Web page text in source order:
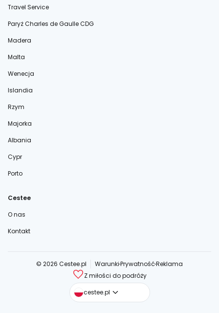
Travel Service
Paryż Charles de Gaulle CDG
Madera
Malta
Wenecja
Islandia
Rzym
Majorka
Albania
Cypr
Porto
Cestee
O nas
Kontakt
© 2026 Cestee.pl WarunkiPrywatnośćReklama
Z miłości do podróży
cestee.pl
cestee.com
cestee.sk